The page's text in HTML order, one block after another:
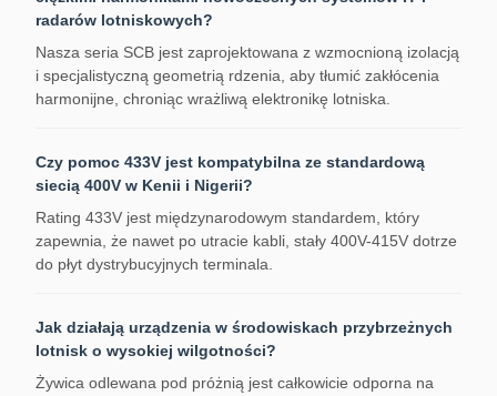
radarów lotniskowych?
Nasza seria SCB jest zaprojektowana z wzmocnioną izolacją
i specjalistyczną geometrią rdzenia, aby tłumić zakłócenia
harmonijne, chroniąc wrażliwą elektronikę lotniska.
Czy pomoc 433V jest kompatybilna ze standardową
siecią 400V w Kenii i Nigerii?
Rating 433V jest międzynarodowym standardem, który
zapewnia, że nawet po utracie kabli, stały 400V-415V dotrze
do płyt dystrybucyjnych terminala.
Jak działają urządzenia w środowiskach przybrzeżnych
lotnisk o wysokiej wilgotności?
Żywica odlewana pod próżnią jest całkowicie odporna na